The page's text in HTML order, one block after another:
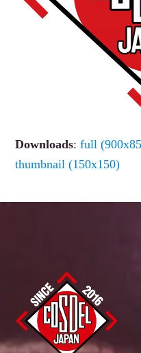
Downloads:full
thumbnail (150x150)